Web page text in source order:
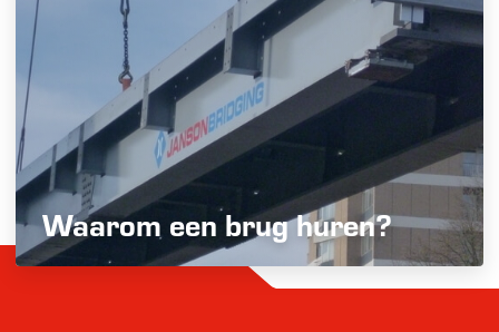
Waarom een brug huren?